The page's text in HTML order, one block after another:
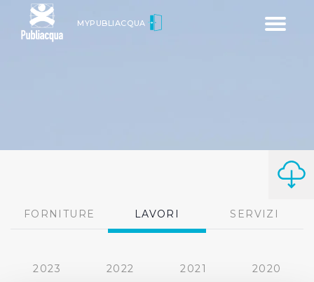
Toggle
MYPUBLIACQUA
FORNITURE LAVORI SERVIZI
2023 2022 2021 2020